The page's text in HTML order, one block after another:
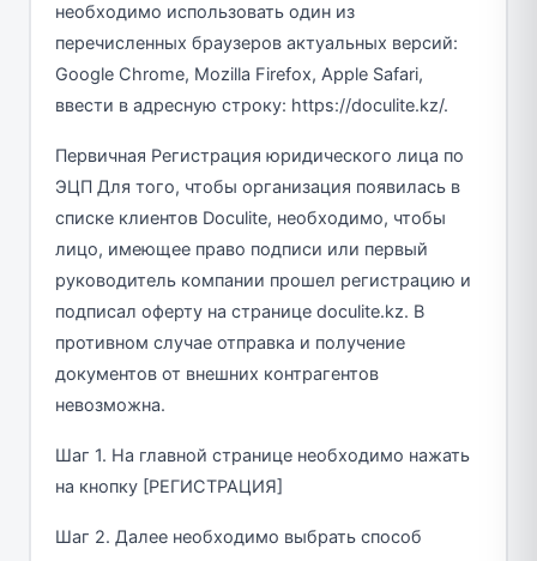
необходимо использовать один из
перечисленных браузеров актуальных версий:
Google Chrome, Mozilla Firefox, Apple Safari,
ввести в адресную строку: https://doculite.kz/.
Первичная Регистрация юридического лица по
ЭЦП Для того, чтобы организация появилась в
списке клиентов Doculite, необходимо, чтобы
лицо, имеющее право подписи или первый
руководитель компании прошел регистрацию и
подписал оферту на странице doculite.kz. В
противном случае отправка и получение
документов от внешних контрагентов
невозможна.
Шаг 1. На главной странице необходимо нажать
на кнопку [РЕГИСТРАЦИЯ]
Шаг 2. Далее необходимо выбрать способ